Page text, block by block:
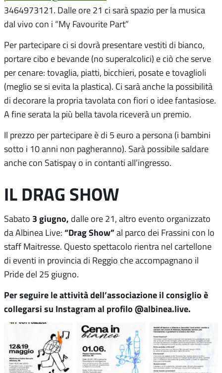
3464973121. Dalle ore 21 ci sarà spazio per la musica
dal vivo con i “My Favourite Part”
Per partecipare ci si dovrà presentare vestiti di bianco,
portare cibo e bevande (no superalcolici) e ciò che serve
per cenare: tovaglia, piatti, bicchieri, posate e tovaglioli
(meglio se si evita la plastica). Ci sarà anche la possibilità
di decorare la propria tavolata con fiori o idee fantasiose.
A fine serata la più bella tavola riceverà un premio.
Il prezzo per partecipare è di 5 euro a persona (i bambini
sotto i 10 anni non pagheranno). Sarà possibile saldare
anche con Satispay o in contanti all’ingresso.
IL DRAG SHOW
Sabato 3 giugno, dalle ore 21, altro evento organizzato
da Albinea Live: “Drag Show”al parco dei Frassini con lo
staff Maitresse. Questo spettacolo rientra nel cartellone
di eventi in provincia di Reggio che accompagnano il
Pride del 25 giugno.
Per seguire le attività dell’associazione il consiglio è
collegarsi su Instagram al profilo @albinea.live.